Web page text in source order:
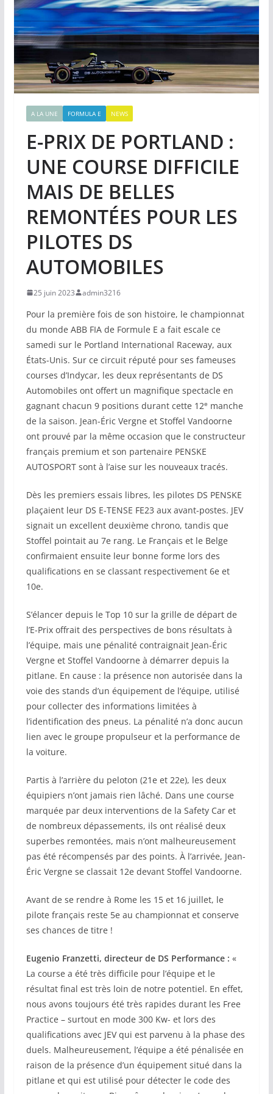
A LA UNE FORMULA E NEWS
E-PRIX DE PORTLAND :
UNE COURSE DIFFICILE
MAIS DE BELLES
REMONTÉES POUR LES
PILOTES DS
AUTOMOBILES
25 juin 2023 admin3216
Pour la première fois de son histoire, le championnat
du monde ABB FIA de Formule E a fait escale ce
samedi sur le Portland International Raceway, aux
États-Unis. Sur ce circuit réputé pour ses fameuses
courses d’Indycar, les deux représentants de DS
Automobiles ont offert un magnifique spectacle en
gagnant chacun 9 positions durant cette 12e manche
de la saison. Jean-Éric Vergne et Stoffel Vandoorne
ont prouvé par la même occasion que le constructeur
français premium et son partenaire PENSKE
AUTOSPORT sont à l’aise sur les nouveaux tracés.
Dès les premiers essais libres, les pilotes DS PENSKE
plaçaient leur DS E-TENSE FE23 aux avant-postes. JEV
signait un excellent deuxième chrono, tandis que
Stoffel pointait au 7e rang. Le Français et le Belge
confirmaient ensuite leur bonne forme lors des
qualifications en se classant respectivement 6e et
10e.
S’élancer depuis le Top 10 sur la grille de départ de
l’E-Prix offrait des perspectives de bons résultats à
l’équipe, mais une pénalité contraignait Jean-Éric
Vergne et Stoffel Vandoorne à démarrer depuis la
pitlane. En cause : la présence non autorisée dans la
voie des stands d’un équipement de l’équipe, utilisé
pour collecter des informations limitées à
l’identification des pneus. La pénalité n’a donc aucun
lien avec le groupe propulseur et la performance de
la voiture.
Partis à l’arrière du peloton (21e et 22e), les deux
équipiers n’ont jamais rien lâché. Dans une course
marquée par deux interventions de la Safety Car et
de nombreux dépassements, ils ont réalisé deux
superbes remontées, mais n’ont malheureusement
pas été récompensés par des points. À l’arrivée, Jean-
Éric Vergne se classait 12e devant Stoffel Vandoorne.
Avant de se rendre à Rome les 15 et 16 juillet, le
pilote français reste 5e au championnat et conserve
ses chances de titre !
Eugenio Franzetti, directeur de DS Performance : «
La course a été très difficile pour l’équipe et le
résultat final est très loin de notre potentiel. En effet,
nous avons toujours été très rapides durant les Free
Practice – surtout en mode 300 Kw- et lors des
qualifications avec JEV qui est parvenu à la phase des
duels. Malheureusement, l’équipe a été pénalisée en
raison de la présence d’un équipement situé dans la
pitlane et qui est utilisé pour détecter le code des